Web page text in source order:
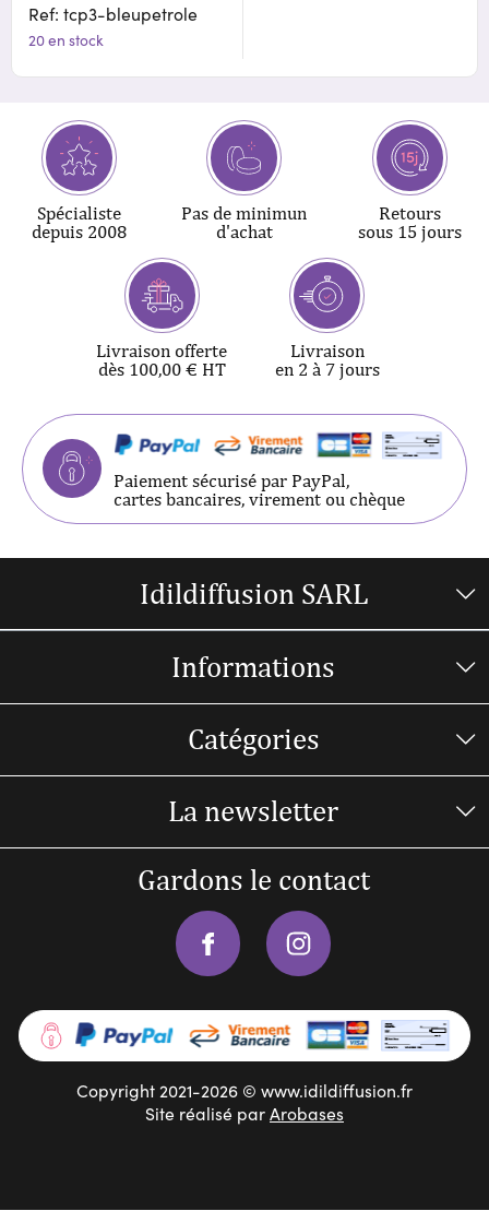
Ref: tcp3-bleupetrole
20 en stock
Spécialiste
depuis 2008
Pas de minimun
d'achat
Retours
sous 15 jours
Livraison offerte
dès 100,00 € HT
Livraison
en 2 à 7 jours
Paiement sécurisé par PayPal,
cartes bancaires, virement ou chèque
Idildiffusion SARL
Informations
Catégories
La newsletter
Gardons le contact
Copyright 2021-2026 © www.idildiffusion.fr
Site réalisé parArobases